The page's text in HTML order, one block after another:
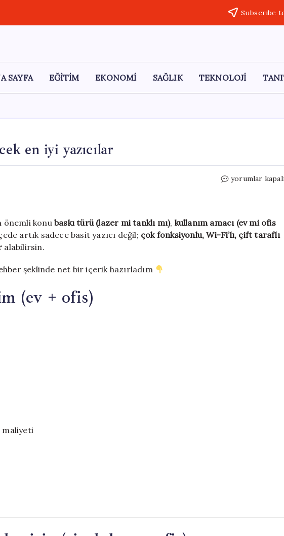
Subscribe
SAYFA EĞİTİM EKONOMİ SAĞLIK TEKNOLOJİ
en iyi yazıcılar
20.000
iyi
yazıcılar
için
yorumlar
önemli konu baskı türü (lazer mi tanklı mı), kullanım amacı (ev mi ofis
artık sadece basit yazıcı değil; çok fonksiyonlu, Wi-Fi’lı, çift taraflı
alabilirsin.
şeklinde net bir içerik hazırladım
(ev + ofis)
maliyeti